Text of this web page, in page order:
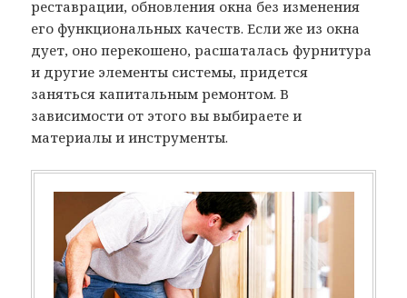
реставрации, обновления окна без изменения
его функциональных качеств. Если же из окна
дует, оно перекошено, расшаталась фурнитура
и другие элементы системы, придется
заняться капитальным ремонтом. В
зависимости от этого вы выбираете и
материалы и инструменты.